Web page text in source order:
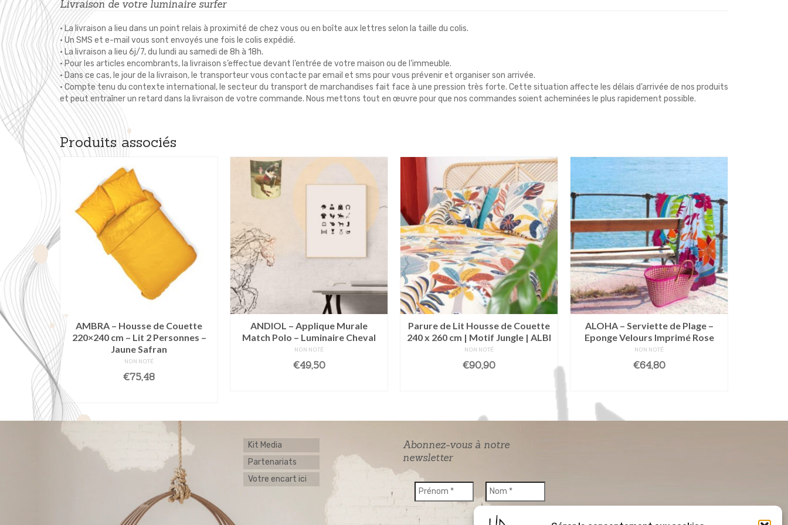
Livraison de votre luminaire surfer
• La livraison a lieu dans un point relais à proximité de chez vous ou en boîte aux lettres selon la taille du colis.
• Un SMS et e-mail vous sont envoyés une fois le colis expédié.
• La livraison a lieu 6j/7, du lundi au samedi de 8h à 18h.
• Pour les articles encombrants, la livraison s’effectue devant l’entrée de votre maison ou de l’immeuble.
• Dans ce cas, le jour de la livraison, le transporteur vous contacte par email et sms pour vous prévenir et organiser son arrivée.
• Compte tenu du contexte international, le secteur du transport de marchandises fait face à une pression très forte. Cette situation affecte les délais d’arrivée de nos produits
et peut entraîner un retard dans la livraison de votre commande. Nous mettons tout en œuvre pour que nos commandes soient acheminées le plus rapidement possible.
Produits associés
x 200
AMBRA – Housse de Couette
220×240 cm – Lit 2 Personnes –
Jaune Safran
NON NOTÉ
€75,48
ANDIOL – Applique Murale
Match Polo – Luminaire Cheval
NON NOTÉ
€49,50
Parure de Lit Housse de Couette
240 x 260 cm | Motif Jungle | ALBI
NON NOTÉ
€90,90
ALOHA – Serviette de Plage –
Eponge Velours Imprimé Rose
NON NOTÉ
€64,80
Kit Media
Partenariats
Votre encart ici
Abonnez-vous à notre
newsletter